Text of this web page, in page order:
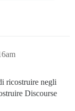
ricostruire negli
Discourse